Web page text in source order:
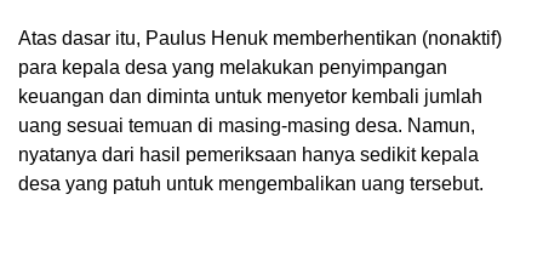
Atas dasar itu, Paulus Henuk memberhentikan (nonaktif)
para kepala desa yang melakukan penyimpangan
keuangan dan diminta untuk menyetor kembali jumlah
uang sesuai temuan di masing-masing desa. Namun,
nyatanya dari hasil pemeriksaan hanya sedikit kepala
desa yang patuh untuk mengembalikan uang tersebut.